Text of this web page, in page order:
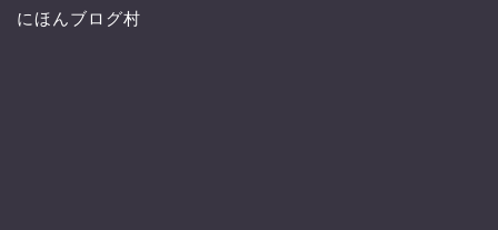
にほんブログ村